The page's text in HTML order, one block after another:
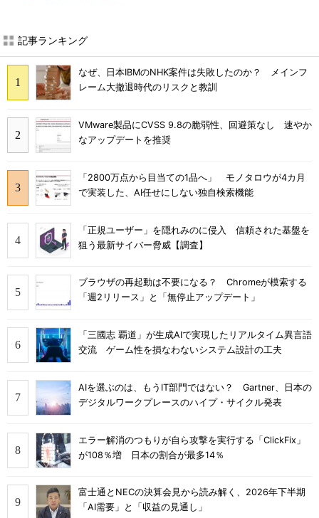
記事ランキング
なぜ、日本IBMのNHK案件は失敗したのか？ メインフ
レーム大撤退時代のリスクと教訓
VMware製品にCVSS 9.8の脆弱性、回避策なし 速やか
なアップデートを推奨
「2800万点から目当ての1品へ」 モノタロウが4カ月
で実装した、AI任せにしない独自検索機能
「正規ユーザー」を隠れみのに侵入 信頼された基盤を
狙う最新サイバー脅威【調査】
ブラウザの再起動は不要になる？ Chromeが模索する
「週2リリース」と「無停止アップデート」
「三國志 覇道」が生成AIで実現したリアルタイム異言語
交流 ゲーム性を損なわないシステム設計の工夫
AIを選ぶのは、もうIT部門ではない？ Gartner、日本の
デジタルワークプレースのハイプ・サイクル発表
エラー解消のつもりが自ら攻撃を実行する「ClickFix」
が108％増 日本の割合が最多14％
富士通とNECの決算会見から読み解く、2026年下半期
「AI需要」と「収益の見通し」